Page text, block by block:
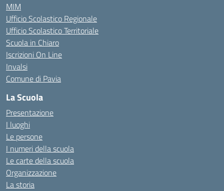
MIM
Ufficio Scolastico Regionale
Ufficio Scolastico Territoriale
Scuola in Chiaro
Iscrizioni On Line
Invalsi
Comune di Pavia
La Scuola
Presentazione
I luoghi
Le persone
I numeri della scuola
Le carte della scuola
Organizzazione
La storia